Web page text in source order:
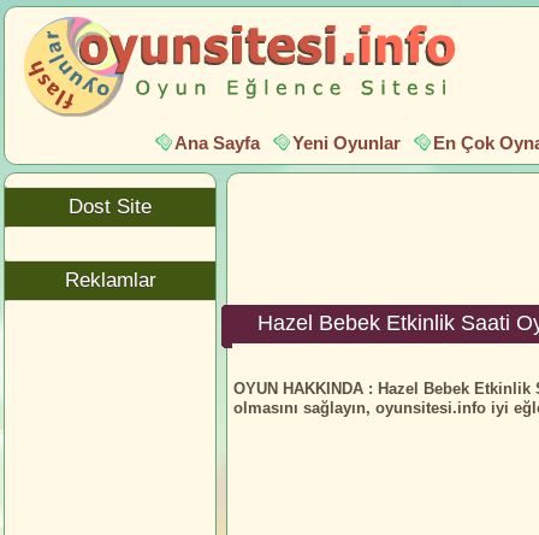
Ana Sayfa Yeni Oyunlar En Çok
Hazel Bebek Etkinlik Saati
OYUN HAKKINDA : Hazel Bebek Etkinlik
olmasını sağlayın, oyunsitesi.info iyi
Dost Site
Reklamlar